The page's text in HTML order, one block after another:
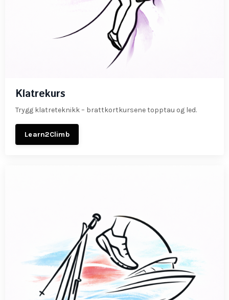
Klatrekurs
Trygg klatreteknikk – brattkortkursene topptau og led.
Learn2Climb